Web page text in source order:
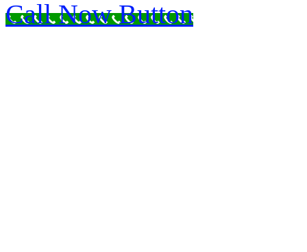
Call Now Button